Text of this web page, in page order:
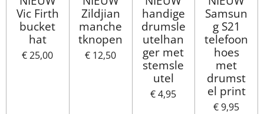
Vic Firth
bucket
hat
€ 25,00
Zildjian
manche
tknopen
€ 12,50
handige
drumsle
utelhan
ger met
stemsle
utel
€ 4,95
Samsun
g S21
telefoon
hoes
met
drumst
el print
€ 9,95